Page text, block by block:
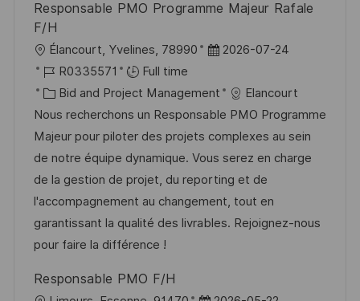
e
y
Responsable PMO Programme Majeur Rafale
F/H
L
o
c
a
t
i
o
n
Élancourt, Yvelines, 78990
P
s
t
e
d
D
a
t
2026-07-24
J
o
b
I
d
R0335571
Full time
C
a
t
e
g
o
r
y
Bid and Project Management
Elancourt
Nous recherchons un Responsable PMO Programme
Majeur pour piloter des projets complexes au sein
de notre équipe dynamique. Vous serez en charge
de la gestion de projet, du reporting et de
l'accompagnement au changement, tout en
garantissant la qualité des livrables. Rejoignez-nous
pour faire la différence !
Responsable PMO F/H